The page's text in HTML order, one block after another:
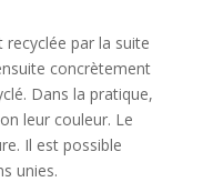
par la suite
concrètement
Dans la pratique,
leur couleur. Le
Il est possible
unies.